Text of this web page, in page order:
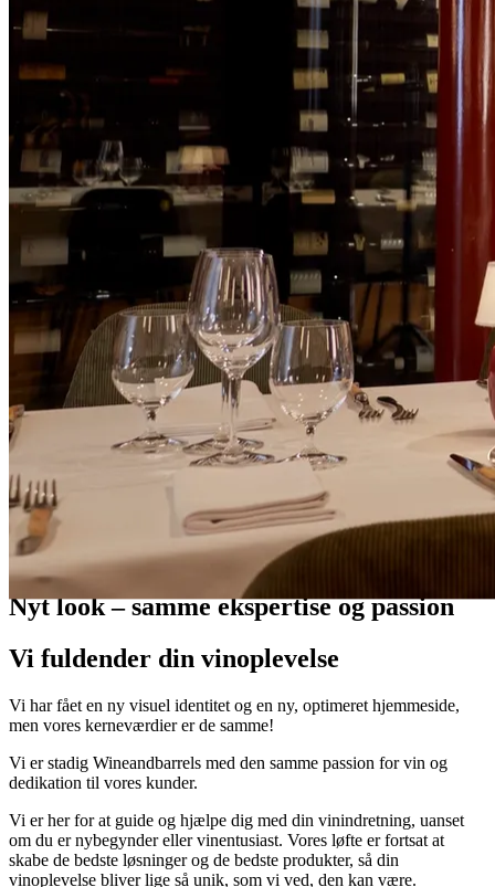
Nyheder
Nyt look – samme ekspertise og passion
Vi fuldender din vinoplevelse
Vi har fået en ny visuel identitet og en ny, optimeret hjemmeside,
men vores kerneværdier er de samme!
Vi er stadig Wineandbarrels med den samme passion for vin og
dedikation til vores kunder.
Vi er her for at guide og hjælpe dig med din vinindretning, uanset
om du er nybegynder eller vinentusiast. Vores løfte er fortsat at
skabe de bedste løsninger og de bedste produkter, så din
vinoplevelse bliver lige så unik, som vi ved, den kan være.